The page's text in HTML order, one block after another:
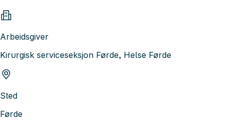
Arbeidsgiver
Kirurgisk serviceseksjon Førde, Helse Førde
Sted
Førde